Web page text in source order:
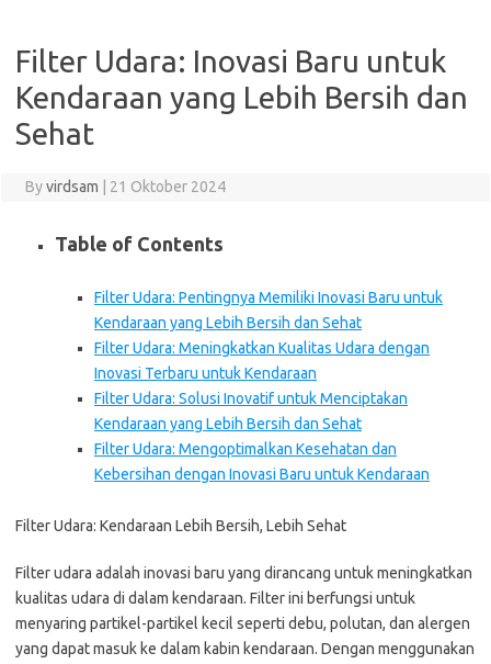
Filter Udara: Inovasi Baru untuk
Kendaraan yang Lebih Bersih dan
Sehat
Byvirdsam 21 Oktober 2024
Table of Contents
Filter Udara: Pentingnya Memiliki Inovasi Baru untuk
Kendaraan yang Lebih Bersih dan Sehat
Filter Udara: Meningkatkan Kualitas Udara dengan
Inovasi Terbaru untuk Kendaraan
Filter Udara: Solusi Inovatif untuk Menciptakan
Kendaraan yang Lebih Bersih dan Sehat
Filter Udara: Mengoptimalkan Kesehatan dan
Kebersihan dengan Inovasi Baru untuk Kendaraan
Filter Udara: Kendaraan Lebih Bersih, Lebih Sehat
Filter udara adalah inovasi baru yang dirancang untuk meningkatkan
kualitas udara di dalam kendaraan. Filter ini berfungsi untuk
menyaring partikel-partikel kecil seperti debu, polutan, dan alergen
yang dapat masuk ke dalam kabin kendaraan. Dengan menggunakan